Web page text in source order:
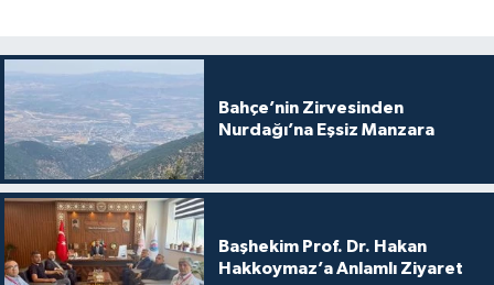
Bahçe’nin Zirvesinden
Nurdağı’na Eşsiz Manzara
Başhekim Prof. Dr. Hakan
Hakkoymaz’a Anlamlı Ziyaret